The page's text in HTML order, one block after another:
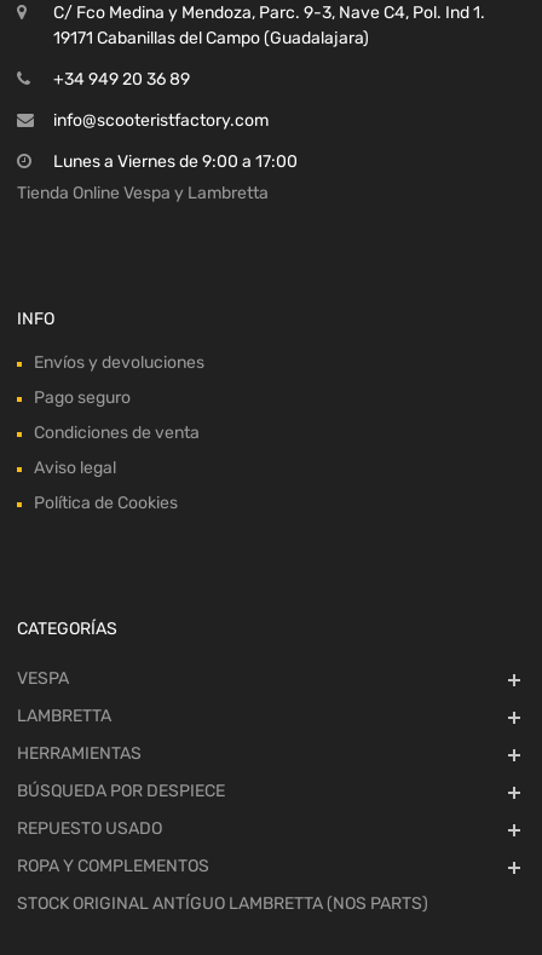
C/ Fco Medina y Mendoza, Parc. 9-3, Nave C4, Pol. Ind 1.
19171 Cabanillas del Campo (Guadalajara)
+34 949 20 36 89
info@scooteristfactory.com
Lunes a Viernes de 9:00 a 17:00
Tienda Online Vespa y Lambretta
INFO
Envíos y devoluciones
Pago seguro
Condiciones de venta
Aviso legal
Política de Cookies
CATEGORÍAS
VESPA
LAMBRETTA
HERRAMIENTAS
BÚSQUEDA POR DESPIECE
REPUESTO USADO
ROPA Y COMPLEMENTOS
STOCK ORIGINAL ANTÍGUO LAMBRETTA (NOS PARTS)